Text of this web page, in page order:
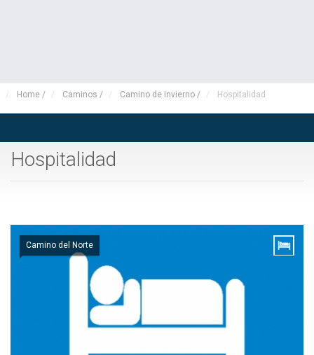
Home / Caminos / Camino de Invierno / Hospitalidad
Hospitalidad
Camino del Norte